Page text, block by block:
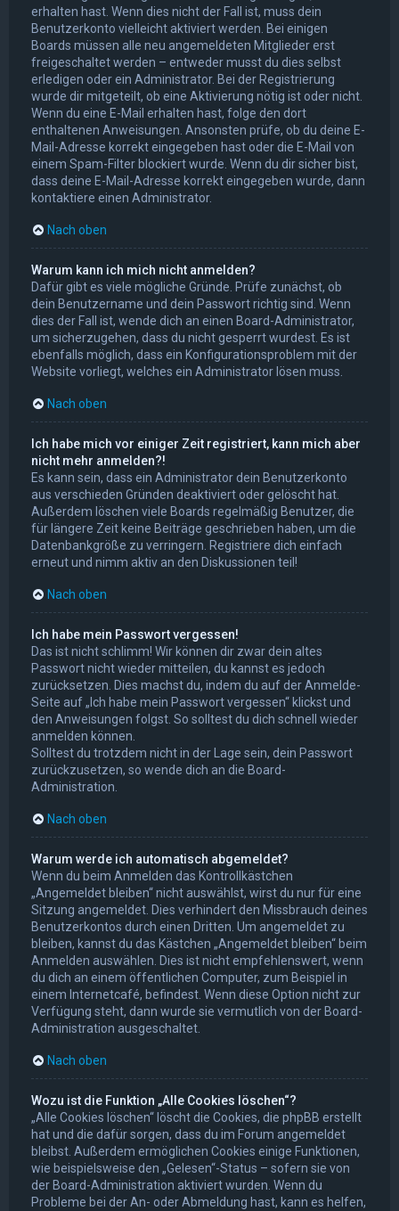
erhalten hast. Wenn dies nicht der Fall ist, muss dein
Benutzerkonto vielleicht aktiviert werden. Bei einigen
Boards müssen alle neu angemeldeten Mitglieder erst
freigeschaltet werden – entweder musst du dies selbst
erledigen oder ein Administrator. Bei der Registrierung
wurde dir mitgeteilt, ob eine Aktivierung nötig ist oder nicht.
Wenn du eine E-Mail erhalten hast, folge den dort
enthaltenen Anweisungen. Ansonsten prüfe, ob du deine E-
Mail-Adresse korrekt eingegeben hast oder die E-Mail von
einem Spam-Filter blockiert wurde. Wenn du dir sicher bist,
dass deine E-Mail-Adresse korrekt eingegeben wurde, dann
kontaktiere einen Administrator.
Nach oben
Warum kann ich mich nicht anmelden?
Dafür gibt es viele mögliche Gründe. Prüfe zunächst, ob
dein Benutzername und dein Passwort richtig sind. Wenn
dies der Fall ist, wende dich an einen Board-Administrator,
um sicherzugehen, dass du nicht gesperrt wurdest. Es ist
ebenfalls möglich, dass ein Konfigurationsproblem mit der
Website vorliegt, welches ein Administrator lösen muss.
Nach oben
Ich habe mich vor einiger Zeit registriert, kann mich aber
nicht mehr anmelden?!
Es kann sein, dass ein Administrator dein Benutzerkonto
aus verschieden Gründen deaktiviert oder gelöscht hat.
Außerdem löschen viele Boards regelmäßig Benutzer, die
für längere Zeit keine Beiträge geschrieben haben, um die
Datenbankgröße zu verringern. Registriere dich einfach
erneut und nimm aktiv an den Diskussionen teil!
Nach oben
Ich habe mein Passwort vergessen!
Das ist nicht schlimm! Wir können dir zwar dein altes
Passwort nicht wieder mitteilen, du kannst es jedoch
zurücksetzen. Dies machst du, indem du auf der Anmelde-
Seite auf „Ich habe mein Passwort vergessen“ klickst und
den Anweisungen folgst. So solltest du dich schnell wieder
anmelden können.
Solltest du trotzdem nicht in der Lage sein, dein Passwort
zurückzusetzen, so wende dich an die Board-
Administration.
Nach oben
Warum werde ich automatisch abgemeldet?
Wenn du beim Anmelden das Kontrollkästchen
„Angemeldet bleiben“ nicht auswählst, wirst du nur für eine
Sitzung angemeldet. Dies verhindert den Missbrauch deines
Benutzerkontos durch einen Dritten. Um angemeldet zu
bleiben, kannst du das Kästchen „Angemeldet bleiben“ beim
Anmelden auswählen. Dies ist nicht empfehlenswert, wenn
du dich an einem öffentlichen Computer, zum Beispiel in
einem Internetcafé, befindest. Wenn diese Option nicht zur
Verfügung steht, dann wurde sie vermutlich von der Board-
Administration ausgeschaltet.
Nach oben
Wozu ist die Funktion „Alle Cookies löschen“?
„Alle Cookies löschen“ löscht die Cookies, die phpBB erstellt
hat und die dafür sorgen, dass du im Forum angemeldet
bleibst. Außerdem ermöglichen Cookies einige Funktionen,
wie beispielsweise den „Gelesen“-Status – sofern sie von
der Board-Administration aktiviert wurden. Wenn du
Probleme bei der An- oder Abmeldung hast, kann es helfen,